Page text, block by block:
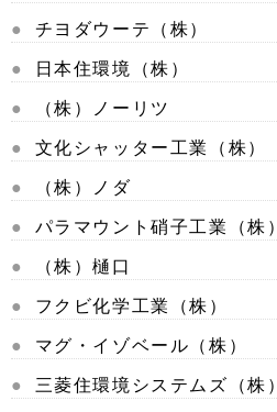
チヨダウーテ（株）
日本住環境（株）
（株）ノーリツ
文化シャッター工業（株）
（株）ノダ
パラマウント硝子工業（株）
（株）樋口
フクビ化学工業（株）
マグ・イゾベール（株）
三菱住環境システムズ（株）